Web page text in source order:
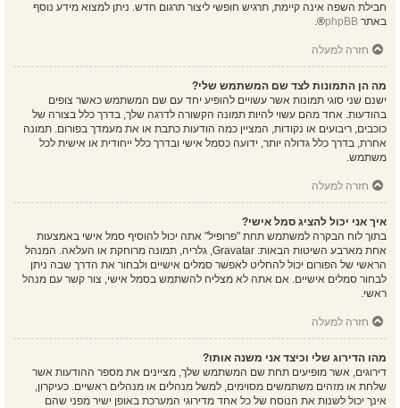
חבילת השפה אינה קיימת, תרגיש חופשי ליצור תרגום חדש. ניתן למצוא מידע נוסף
באתר phpBB
®.
חזרה למעלה
מה הן התמונות לצד שם המשתמש שלי?
ישנם שני סוגי תמונות אשר עשויים להופיע יחד עם שם המשתמש כאשר צופים
בהודעות. אחד מהם עשוי להיות תמונה הקשורה לדרגה שלך, בדרך כלל בצורה של
כוכבים, ריבועים או נקודות, המציין כמה הודעות כתבת או את מעמדך בפורום. תמונה
אחרת, בדרך כלל גדולה יותר, ידועה כסמל אישי ובדרך כלל ייחודית או אישית לכל
משתמש.
חזרה למעלה
איך אני יכול להציג סמל אישי?
בתוך לוח הבקרה למשתמש תחת "פרופיל" אתה יכול להוסיף סמל אישי באמצעות
אחת מארבע השיטות הבאות: Gravatar, גלריה, תמונה מרוחקת או העלאה. המנהל
הראשי של הפורום יכול להחליט לאפשר סמלים אישיים ולבחור את הדרך שבה ניתן
לבחור סמלים אישיים. אם אתה לא מצליח להשתמש בסמל אישי, צור קשר עם מנהל
ראשי.
חזרה למעלה
מהו הדירוג שלי וכיצד אני משנה אותו?
דירוגים, אשר מופיעים תחת שם המשתמש שלך, מציינים את מספר ההודעות אשר
שלחת או מזהים משתמשים מסוימים, למשל מנהלים או מנהלים ראשיים. כעיקרון,
אינך יכול לשנות את הנוסח של כל אחד מדירוגי המערכת באופן ישיר מפני שהם